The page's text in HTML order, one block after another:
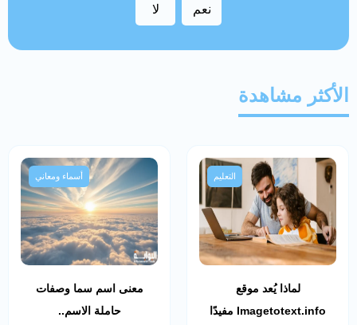
نعم لا
الأكثر مشاهدة
التعليم
لماذا يُعد موقع
Imagetotext.info مفيدًا
أسماء ومعاني
معنى اسم سما وصفات
حاملة الاسم..